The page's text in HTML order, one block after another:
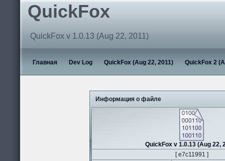
QuickFox
QuickFox v 1.0.13 (Aug 22, 2011)
Главная Dev Log QuickFox (Aug 22, 2011) QuickFox 2
Информация о файле
QuickFox v 1.0.13 (Aug 22,
[ e7c11991 ]